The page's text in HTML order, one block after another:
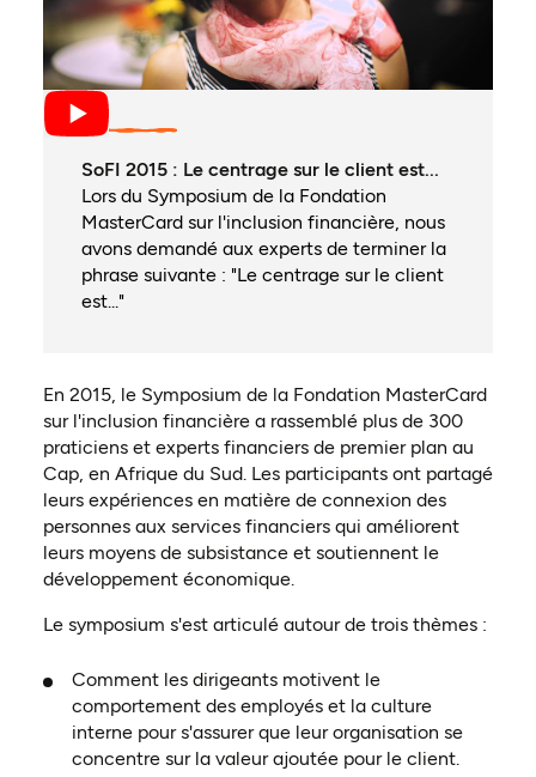
SoFI 2015 : Le centrage sur le client est...
Lors du Symposium de la Fondation
MasterCard sur l'inclusion financière, nous
avons demandé aux experts de terminer la
phrase suivante : "Le centrage sur le client
est..."
En 2015, le Symposium de la Fondation MasterCard
sur l'inclusion financière a rassemblé plus de 300
praticiens et experts financiers de premier plan au
Cap, en Afrique du Sud. Les participants ont partagé
leurs expériences en matière de connexion des
personnes aux services financiers qui améliorent
leurs moyens de subsistance et soutiennent le
développement économique.
Le symposium s'est articulé autour de trois thèmes :
Comment les dirigeants motivent le
comportement des employés et la culture
interne pour s'assurer que leur organisation se
concentre sur la valeur ajoutée pour le client.